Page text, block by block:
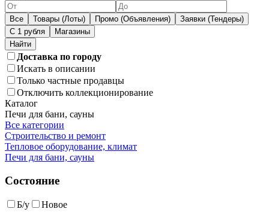
Все Товары (Лоты) Промо (Объявления)
Заявки (Тендеры)
С 1 рубля
Магазины
Доставка по городу
Искать в описании
Только частные продавцы
Отключить коллекционирование
Каталог
Печи для бани, сауны
Все категории
Строительство и ремонт
Тепловое оборудование, климат
Печи для бани, сауны
Состояние
Б/у Новое